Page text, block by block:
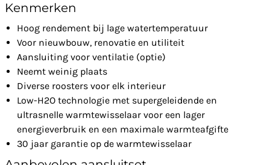
Kenmerken
Hoog rendement bij lage watertemperatuur
Voor nieuwbouw, renovatie en utiliteit
Aansluiting voor ventilatie (optie)
Neemt weinig plaats
Diverse roosters voor elk interieur
Low-H2O technologie met supergeleidende en
ultrasnelle warmtewisselaar voor een lager
energieverbruik en een maximale warmteafgifte
30 jaar garantie op de warmtewisselaar